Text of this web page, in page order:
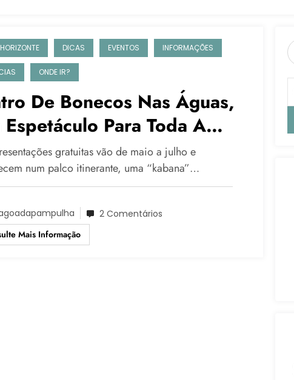
DICAS EVENTOS INFORMAÇÕES
ONDE IR?
De Bonecos Nas Águas,
Espetáculo Para Toda A
gratuitas vão de maio a julho e
num palco itinerante, uma “kabana”…
2 Comentários
Mais Informação